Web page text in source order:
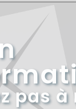
pas à